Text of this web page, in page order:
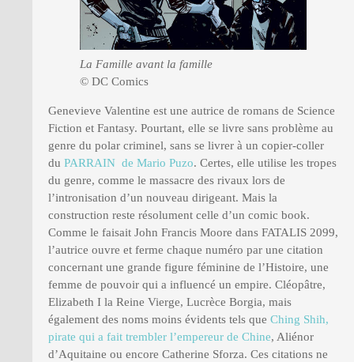
La Famille avant la famille
© DC Comics
Genevieve Valentine est une autrice de romans de Science
Fiction et Fantasy. Pourtant, elle se livre sans problème au
genre du polar criminel, sans se livrer à un copier-coller
du PARRAIN de Mario Puzo. Certes, elle utilise les tropes
du genre, comme le massacre des rivaux lors de
l’intronisation d’un nouveau dirigeant. Mais la
construction reste résolument celle d’un comic book.
Comme le faisait John Francis Moore dans FATALIS 2099,
l’autrice ouvre et ferme chaque numéro par une citation
concernant une grande figure féminine de l’Histoire, une
femme de pouvoir qui a influencé un empire. Cléopâtre,
Elizabeth I la Reine Vierge, Lucrèce Borgia, mais
également des noms moins évidents tels que Ching Shih,
pirate qui a fait trembler l’empereur de Chine, Aliénor
d’Aquitaine ou encore Catherine Sforza. Ces citations ne